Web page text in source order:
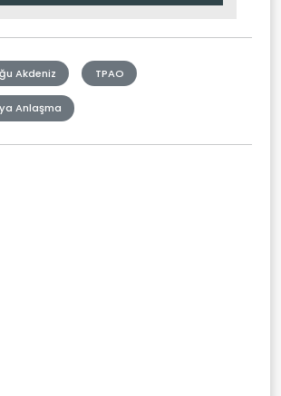
Akdeniz TPAO
Anlaşma